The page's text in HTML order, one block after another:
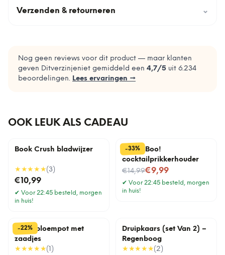
Verzenden & retourneren ⌄
Nog geen reviews voor dit product — maar klanten
geven Ditverzinjeniet gemiddeld een 4,7/5 uit 6.234
beoordelingen. Lees ervaringen →
OOK LEUK ALS CADEAU
Book Crush bladwijzer
★★★★★(3)
€10,99
✔ Voor 22:45 besteld, morgen
in huis!
-33%
Pick a Boo!
cocktailprikkerhouder
€14,99
Nu voor€9,99
✔ Voor 22:45 besteld, morgen
in huis!
-22%
Lama bloempot met
zaadjes
★★★★★( 1 )
Druipkaars (set Van 2) –
Regenboog
★★★★★(2 )